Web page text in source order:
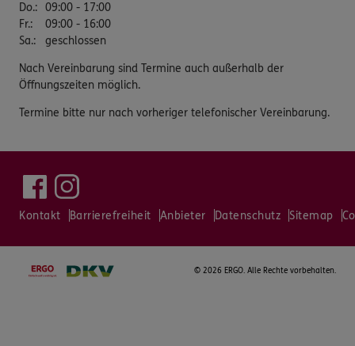
Do.: 09:00 - 17:00
Fr.:
09:00 - 16:00
Sa.: geschlossen
Nach Vereinbarung sind Termine auch außerhalb der
Öffnungszeiten möglich.
Termine bitte nur nach vorheriger telefonischer Vereinbarung.
Kontakt Barrierefreiheit Anbieter Datenschutz Sitemap
© 2026 ERGO. Alle Rechte vorbehalten.